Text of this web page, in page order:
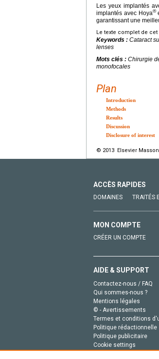
Les yeux implantés
implantés avec Hoya®
garantissant une
Le texte complet de
Keywords : Cataract
lenses
Mots clés : Chirurgie
monofocales
Plan
Introduction
Methods
Results
Discussion
Disclosure of interest
© 2013 Elsevier
ACCÈS RAPIDES
DOMAINES TRAITÉS
MON COMPTE
CRÉER UN COMPTE
AIDE & SUPPORT
Contactez-nous / FAQ
Qui sommes-nous ?
Mentions légales
© - Avertissements
Termes et conditions
Politique rédactionnelle
Politique publicitaire
Cookie settings